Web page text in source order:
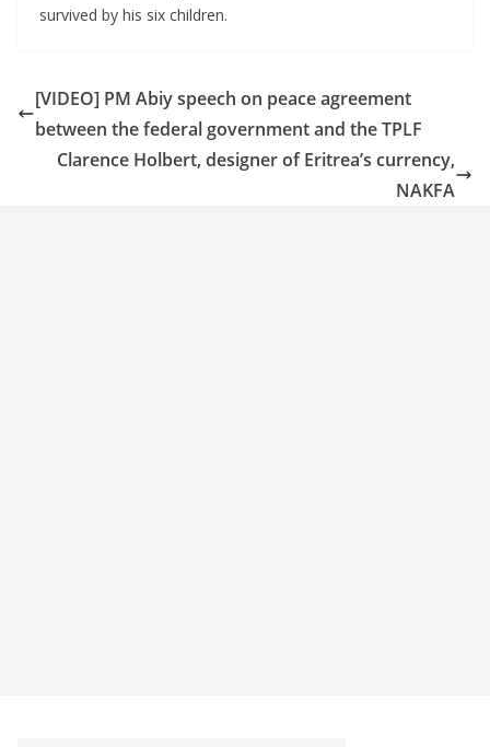
survived by his six children.
[VIDEO] PM Abiy speech on peace agreement
between the federal government and the TPLF
Clarence Holbert, designer of Eritrea’s currency,
NAKFA